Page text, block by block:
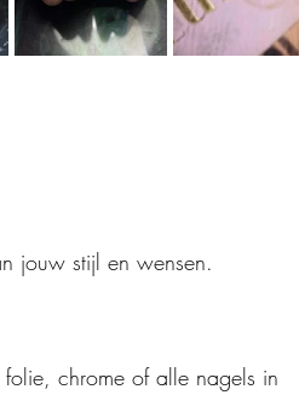
jouw stijl en wensen.
chrome of alle nagels in